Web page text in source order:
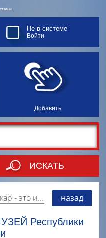
Добавить
Не в системе
Войти
ИСКАТЬ
- это информация о событиях, мероприятиях и торгово-коммерческой деятельности города. Страницу наполняют платные и бесплатные объявления, имеющие функцию "поднятия вверх списка". назад
Республики